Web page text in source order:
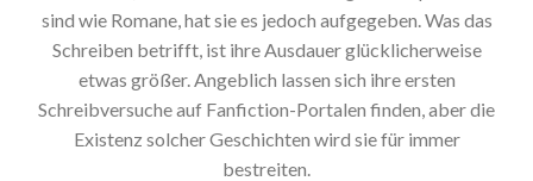
sind wie Romane, hat sie es jedoch aufgegeben. Was das
Schreiben betrifft, ist ihre Ausdauer glücklicherweise
etwas größer. Angeblich lassen sich ihre ersten
Schreibversuche auf Fanfiction-Portalen finden, aber die
Existenz solcher Geschichten wird sie für immer
bestreiten.